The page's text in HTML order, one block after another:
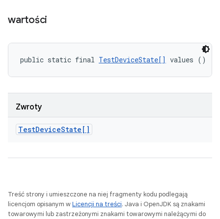
wartości
public static final TestDeviceState[] values ()
Zwroty
TestDeviceState[]
Treść strony i umieszczone na niej fragmenty kodu podlegają
licencjom opisanym wLicencji na treści. Java i OpenJDK są znakami
towarowymi lub zastrzeżonymi znakami towarowymi należącymi do